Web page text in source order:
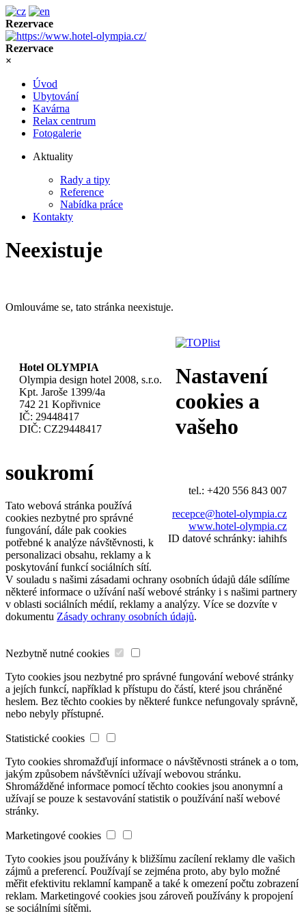
Rezervace
Rezervace
×
Úvod
Ubytování
Kavárna
Relax centrum
Fotogalerie
Aktuality
Rady a tipy
Reference
Nabídka práce
Kontakty
Neexistuje
Omlouváme se, tato stránka neexistuje.
Hotel OLYMPIA
Olympia design hotel 2008, s.r.o.
Kpt. Jaroše 1399/4a
742 21 Kopřivnice
IČ: 29448417
DIČ: CZ29448417
tel.: +420 556 843 007
recepce@hotel-olympia.cz
www.hotel-olympia.cz
ID datové schránky: iahihfs
Nastavení
cookies a
vašeho
soukromí
Tato webová stránka používá
cookies nezbytné pro správné
fungování, dále pak cookies
potřebné k analýze návštěvnosti, k
personalizaci obsahu, reklamy a k
poskytování funkcí sociálních sítí.
V souladu s našimi zásadami ochrany osobních údajů dále sdílíme
některé informace o užívání naší webové stránky i s našimi partnery
v oblasti sociálních médií, reklamy a analýzy. Více se dozvíte v
dokumentu Zásady ochrany osobních údajů.
Nezbytně nutné cookies
Tyto cookies jsou nezbytné pro správné fungování webové stránky
a jejích funkcí, například k přístupu do částí, které jsou chráněné
heslem. Bez těchto cookies by některé funkce nefungovaly správně,
nebo nebyly přístupné.
Statistické cookies
Tyto cookies shromažďují informace o návštěvnosti stránek a o tom,
jakým způsobem návštěvníci užívají webovou stránku.
Shromážděné informace pomocí těchto cookies jsou anonymní a
užívají se pouze k sestavování statistik o používání naší webové
stránky.
Marketingové cookies
Tyto cookies jsou používány k bližšímu zacílení reklamy dle vašich
zájmů a preferencí. Používají se zejména proto, aby bylo možné
měřit efektivitu reklamní kampaně a také k omezení počtu zobrazení
reklam. Marketingové cookies jsou zároveň používány k propojení
se sociálními sítěmi.